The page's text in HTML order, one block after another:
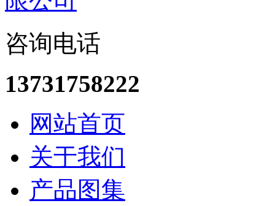
咨询电话
13731758222
网站首页
关于我们
产品图集